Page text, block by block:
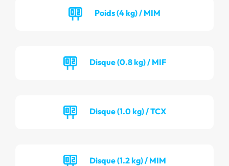
Poids (4 kg) / MIM
Disque (0.8 kg) / MIF
Disque (1.0 kg) / TCX
Disque (1.2 kg) / MIM